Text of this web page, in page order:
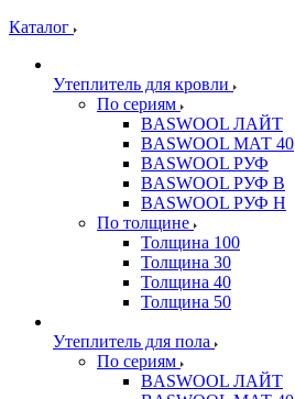
Каталог
Утеплитель для кровли
По сериям
BASWOOL ЛАЙТ
BASWOOL МАТ 40
BASWOOL РУФ
BASWOOL РУФ В
BASWOOL РУФ Н
По толщине
Толщина 100
Толщина 30
Толщина 40
Толщина 50
Утеплитель для пола
По сериям
BASWOOL ЛАЙТ